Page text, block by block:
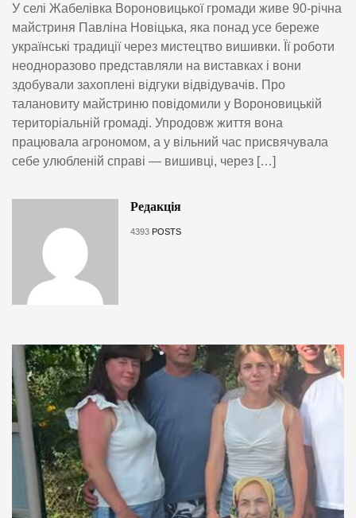
У селі Жабелівка Вороновицької громади живе 90-річна
майстриня Павліна Новіцька, яка понад усе береже
українські традиції через мистецтво вишивки. Її роботи
неодноразово представляли на виставках і вони
здобували захоплені відгуки відвідувачів. Про
талановиту майстриню повідомили у Вороновицькій
територіальній громаді. Упродовж життя вона
працювала агрономом, а у вільний час присвячувала
себе улюбленій справі — вишивці, через […]
Редакція
4393 POSTS